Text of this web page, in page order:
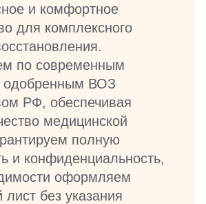
и комфортное
для комплексного
по современным
одобренным ВОЗ
РФ, обеспечивая
медицинской
полную
и конфиденциальность,
оформляем
без указания